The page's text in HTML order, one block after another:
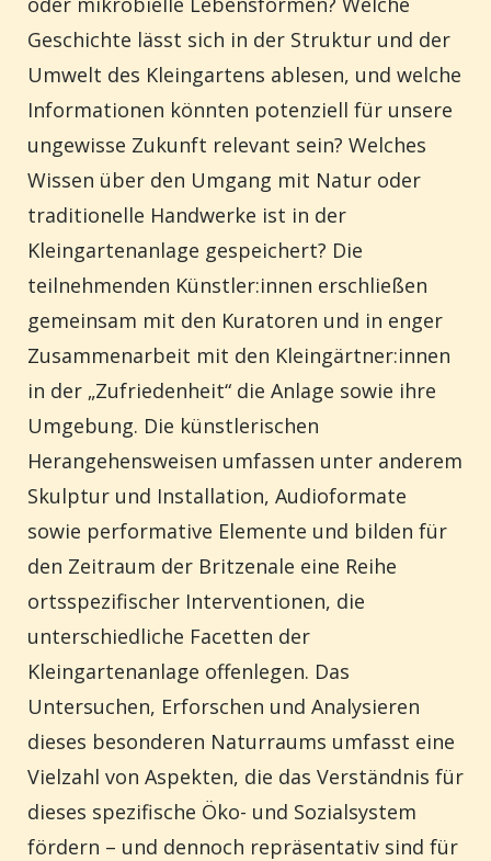
Geschichte lässt sich in der Struktur und der
Umwelt des Kleingartens ablesen, und welche
Informationen könnten potenziell für unsere
ungewisse Zukunft relevant sein? Welches
Wissen über den Umgang mit Natur oder
traditionelle Handwerke ist in der
Kleingartenanlage gespeichert? Die
teilnehmenden Künstler:innen erschließen
gemeinsam mit den Kuratoren und in enger
Zusammenarbeit mit den Kleingärtner:innen
in der „Zufriedenheit“ die Anlage sowie ihre
Umgebung. Die künstlerischen
Herangehensweisen umfassen unter anderem
Skulptur und Installation, Audioformate
sowie performative Elemente und bilden für
den Zeitraum der Britzenale eine Reihe
ortsspezifischer Interventionen, die
unterschiedliche Facetten der
Kleingartenanlage offenlegen. Das
Untersuchen, Erforschen und Analysieren
dieses besonderen Naturraums umfasst eine
Vielzahl von Aspekten, die das Verständnis für
dieses spezifische Öko- und Sozialsystem
fördern – und dennoch repräsentativ sind für